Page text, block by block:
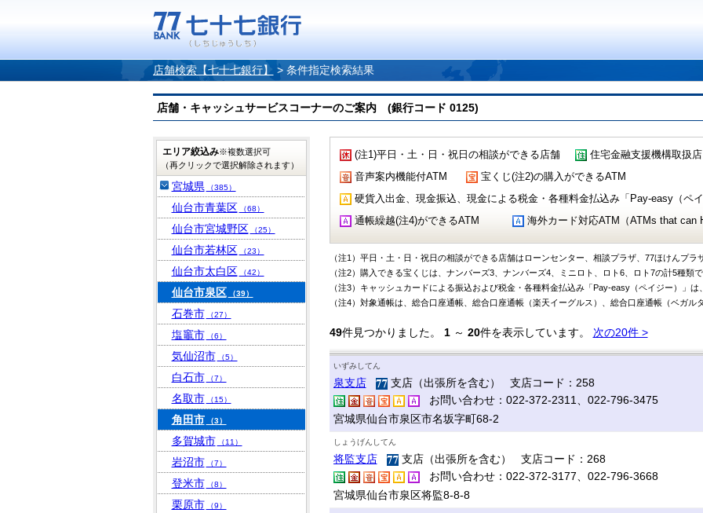
店舗検索【七十七銀行】 > 条件指定検索結果
店舗・キャッシュサービスコーナーのご案内 (銀行コード 0125)
(注1)平日・土・日・祝日の相談ができる店舗 住宅金融支援機構取扱店
音声案内機能付ATM
宝くじ(注2)の購入ができるATM
硬貨入出金、現金振込、現金による税金・各種料金払込み「Pay-easy（ペ
通帳繰越(注4)ができるATM
海外カード対応ATM（ATMs that can
（注1）平日・土・日・祝日の相談ができる店舗はローンセンター、相談プラザ、77ほけんプラ
（注2）購入できる宝くじは、ナンバーズ3、ナンバーズ4、ミニロト、ロト6、ロト7の計5種類で
（注3）キャッシュカードによる振込および税金・各種料金払込み「Pay-easy（ペイジー）」は
（注4）対象通帳は、総合口座通帳、総合口座通帳（楽天イーグルス）、総合口座通帳（ベガル
49件見つかりました。 1～ 20件を表示しています。 次の20件 >
いずみしてん
泉支店
支店（出張所を含む） 支店コード：258
お問い合わせ：022-372-2311、022-796-3475
宮城県仙台市泉区市名坂字町68-2
しょうげんしてん
将監支店
支店（出張所を含む） 支店コード：268
お問い合わせ：022-372-3177、022-796-3668
宮城県仙台市泉区将監8-8-8
エリア絞込み※複数選択可
（再クリックで選択解除されます）
宮城県 （385）
仙台市青葉区 （68）
仙台市宮城野区 （25）
仙台市若林区 （23）
仙台市太白区 （42）
仙台市泉区 （39）
石巻市 （27）
塩竈市 （6）
気仙沼市 （5）
白石市 （7）
名取市 （15）
角田市 （3）
多賀城市 （11）
岩沼市 （7）
登米市 （8）
栗原市 （9）